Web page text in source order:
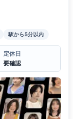
駅から5分以内
定休日
要確認